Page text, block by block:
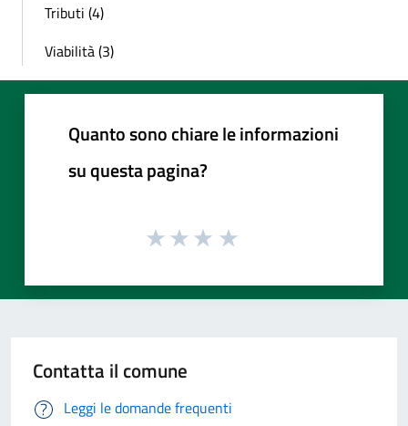
Tributi (4)
Viabilità (3)
Quanto sono chiare le informazioni
su questa pagina?
Contatta il comune
Leggi le domande frequenti